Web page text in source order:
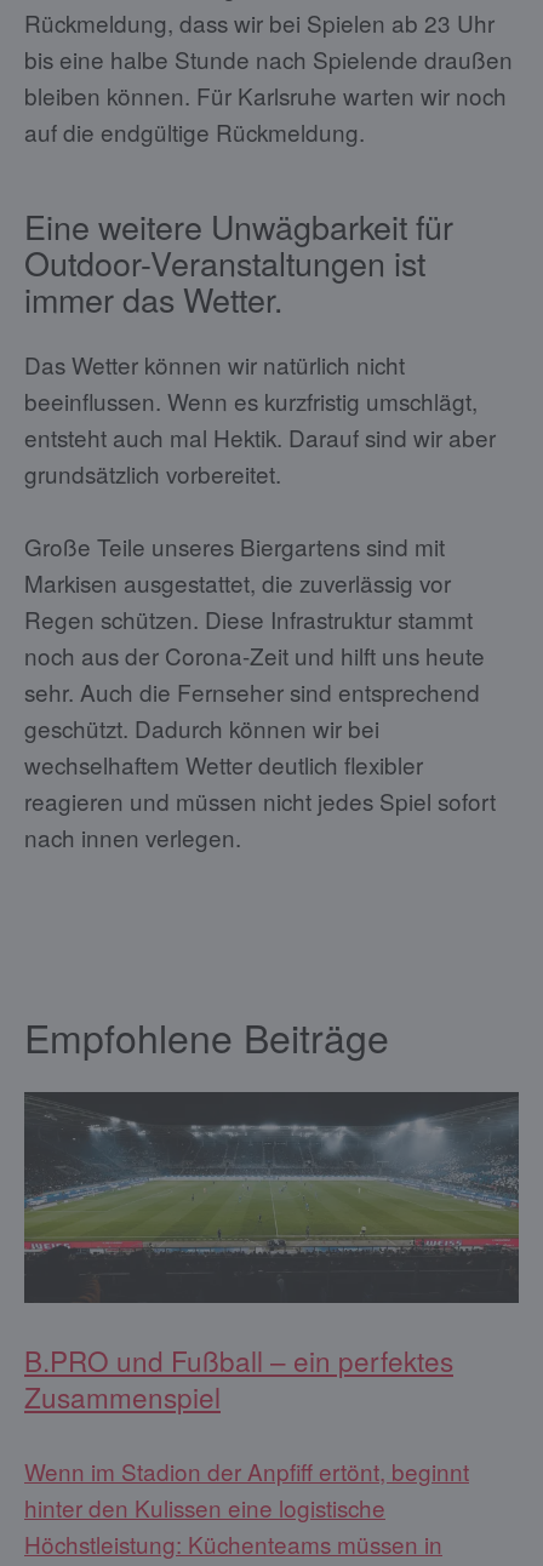
Rückmeldung, dass wir bei Spielen ab 23 Uhr
bis eine halbe Stunde nach Spielende draußen
bleiben können. Für Karlsruhe warten wir noch
auf die endgültige Rückmeldung.
Eine weitere Unwägbarkeit für
Outdoor-Veranstaltungen ist
immer das Wetter.
Das Wetter können wir natürlich nicht
beeinflussen. Wenn es kurzfristig umschlägt,
entsteht auch mal Hektik. Darauf sind wir aber
grundsätzlich vorbereitet.
Große Teile unseres Biergartens sind mit
Markisen ausgestattet, die zuverlässig vor
Regen schützen. Diese Infrastruktur stammt
noch aus der Corona-Zeit und hilft uns heute
sehr. Auch die Fernseher sind entsprechend
geschützt. Dadurch können wir bei
wechselhaftem Wetter deutlich flexibler
reagieren und müssen nicht jedes Spiel sofort
nach innen verlegen.
Empfohlene Beiträge
B.PRO und Fußball – ein perfektes
Zusammenspiel
Wenn im Stadion der Anpfiff ertönt, beginnt
hinter den Kulissen eine logistische
Höchstleistung: Küchenteams müssen in